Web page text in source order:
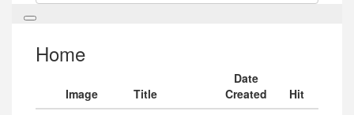
Home
Image Title
Date
Created
Hit